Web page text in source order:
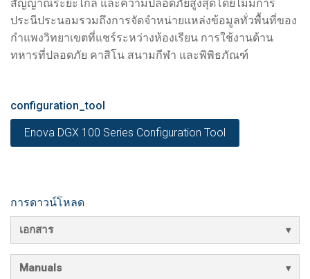
สัญญาณระยะไกล และความปลอดภัยสูงสุดโดยไม่มีการ
ประนีประนอมรวมถึงการจัดจำหน่ายแหล่งข้อมูลทั่วพื้นที่ของ
กำแพงวิทยาเขตที่แชร์ระหว่างห้องเรียน การใช้งานด้าน
ทหารที่ปลอดภัย คาสิโน สนามกีฬา และพิพิธภัณฑ์
configuration_tool
Enova DGX 100 Series Configuration Tool
การดาวน์โหลด
เอกสาร
Manuals